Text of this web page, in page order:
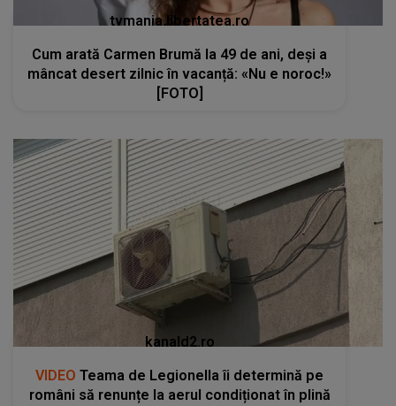
tvmania.libertatea.ro
Cum arată Carmen Brumă la 49 de ani, deși a
mâncat desert zilnic în vacanță: «Nu e noroc!»
[FOTO]
kanald2.ro
VIDEO Teama de Legionella îi determină pe
români să renunțe la aerul condiționat în plină